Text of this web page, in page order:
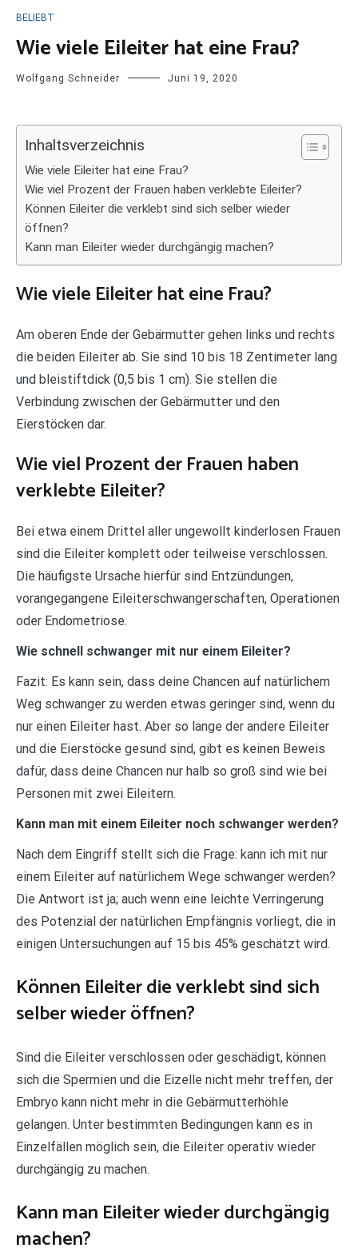
BELIEBT
Wie viele Eileiter hat eine Frau?
Wolfgang Schneider Juni 19, 2020
Inhaltsverzeichnis
Wie viele Eileiter hat eine Frau?
Wie viel Prozent der Frauen haben verklebte Eileiter?
Können Eileiter die verklebt sind sich selber wieder
öffnen?
Kann man Eileiter wieder durchgängig machen?
Wie viele Eileiter hat eine Frau?
Am oberen Ende der Gebärmutter gehen links und rechts
die beiden Eileiter ab. Sie sind 10 bis 18 Zentimeter lang
und bleistiftdick (0,5 bis 1 cm). Sie stellen die
Verbindung zwischen der Gebärmutter und den
Eierstöcken dar.
Wie viel Prozent der Frauen haben
verklebte Eileiter?
Bei etwa einem Drittel aller ungewollt kinderlosen Frauen
sind die Eileiter komplett oder teilweise verschlossen.
Die häufigste Ursache hierfür sind Entzündungen,
vorangegangene Eileiterschwangerschaften, Operationen
oder Endometriose.
Wie schnell schwanger mit nur einem Eileiter?
Fazit: Es kann sein, dass deine Chancen auf natürlichem
Weg schwanger zu werden etwas geringer sind, wenn du
nur einen Eileiter hast. Aber so lange der andere Eileiter
und die Eierstöcke gesund sind, gibt es keinen Beweis
dafür, dass deine Chancen nur halb so groß sind wie bei
Personen mit zwei Eileitern.
Kann man mit einem Eileiter noch schwanger werden?
Nach dem Eingriff stellt sich die Frage: kann ich mit nur
einem Eileiter auf natürlichem Wege schwanger werden?
Die Antwort ist ja; auch wenn eine leichte Verringerung
des Potenzial der natürlichen Empfängnis vorliegt, die in
einigen Untersuchungen auf 15 bis 45% geschätzt wird.
Können Eileiter die verklebt sind sich
selber wieder öffnen?
Sind die Eileiter verschlossen oder geschädigt, können
sich die Spermien und die Eizelle nicht mehr treffen, der
Embryo kann nicht mehr in die Gebärmutterhöhle
gelangen. Unter bestimmten Bedingungen kann es in
Einzelfällen möglich sein, die Eileiter operativ wieder
durchgängig zu machen.
Kann man Eileiter wieder durchgängig
machen?